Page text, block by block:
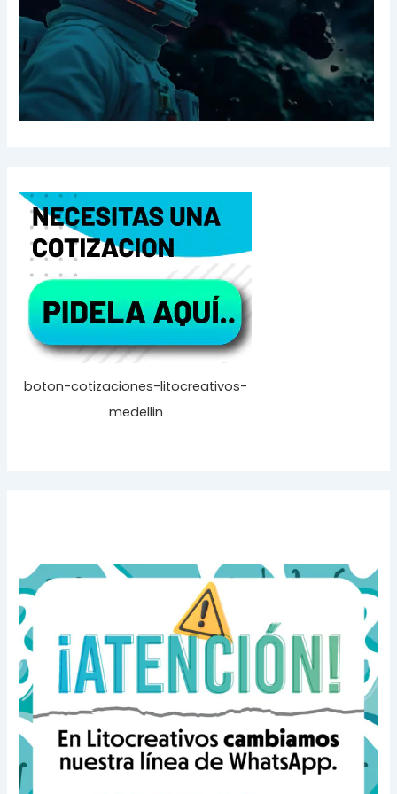
boton-cotizaciones-litocreativos-
medellin